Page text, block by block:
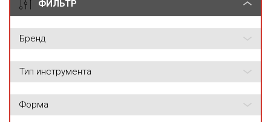
ФИЛЬТР
Бренд
Тип инструмента
Форма